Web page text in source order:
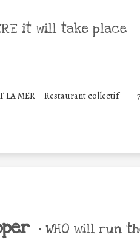
it will take place
LA MER Restaurant collectif
• WHO will run